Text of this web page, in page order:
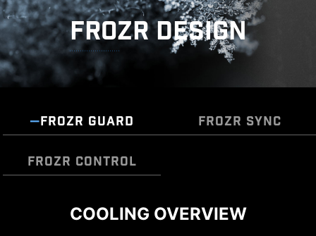
FROZR DESIGN
FROZR GUARD FROZR SYNC
FROZR CONTROL
COOLING OVERVIEW
DIY 2.0 – 整合系統環境
p class="msiText">Cooling Wizard 是一個全面的